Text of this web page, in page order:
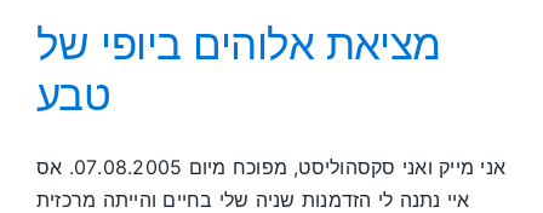
מציאת אלוהים ביופי של
טבע
אני מייק ואני סקסהוליסט, מפוכח מיום 07.08.2005. אס
איי נתנה לי הזדמנות שניה שלי בחיים והייתה מרכזית